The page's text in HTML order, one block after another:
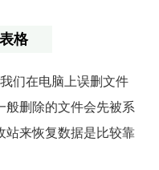
格
们在电脑上误删文件
般删除的文件会先被系
站来恢复数据是比较靠